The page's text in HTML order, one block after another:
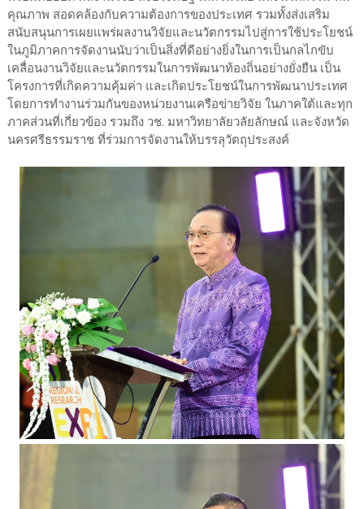
คุณภาพ สอดคล้องกับความต้องการของประเทศ รวมทั้งส่งเสริม
สนับสนุนการเผยแพร่ผลงานวิจัยและนวัตกรรมไปสู่การใช้ประโยชน์
ในภูมิภาคการจัดงานนับว่าเป็นสิ่งที่ดีอย่างยิ่งในการเป็นกลไกขับ
เคลื่อนงานวิจัยและนวัตกรรมในการพัฒนาท้องถิ่นอย่างยั่งยืน เป็น
โครงการที่เกิดความคุ้มค่า และเกิดประโยชน์ในการพัฒนาประเทศ
โดยการทำงานร่วมกันของหน่วยงานเครือข่ายวิจัย ในภาคใต้และทุก
ภาคส่วนที่เกี่ยวข้อง รวมถึง วช. มหาวิทยาลัยวลัยลักษณ์ และจังหวัด
นครศรีธรรมราช ที่ร่วมการจัดงานให้บรรลุวัตถุประสงค์